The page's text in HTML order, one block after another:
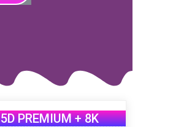
PREMIUM + 8K